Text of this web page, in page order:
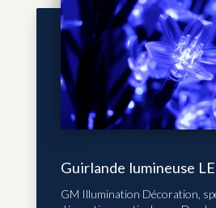
Guirlande lumineuse
GM Illumination Décoration,